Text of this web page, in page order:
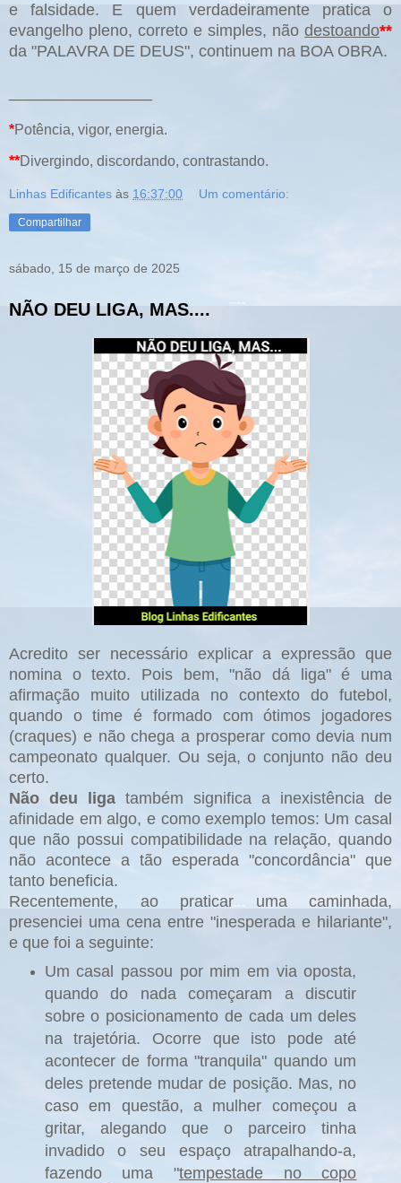
e falsidade. E quem verdadeiramente pratica o
evangelho pleno, correto e simples, não destoando**
da "PALAVRA DE DEUS", continuem na BOA OBRA.
*Potência, vigor, energia.
**Divergindo, discordando, contrastando.
Linhas Edificantes às 16:37:00 Um comentário:
Compartilhar
sábado, 15 de março de 2025
NÃO DEU LIGA, MAS....
Acredito ser necessário explicar a expressão que
nomina o texto. Pois bem, "não dá liga" é uma
afirmação muito utilizada no contexto do futebol,
quando o time é formado com ótimos jogadores
(craques) e não chega a prosperar como devia num
campeonato qualquer. Ou seja, o conjunto não deu
certo.
Não deu liga também significa a inexistência de
afinidade em algo, e como exemplo temos: Um casal
que não possui compatibilidade na relação, quando
não acontece a tão esperada "concordância" que
tanto beneficia.
Recentemente, ao praticar uma caminhada,
presenciei uma cena entre "inesperada e hilariante",
e que foi a seguinte:
Um casal passou por mim em via oposta,
quando do nada começaram a discutir
sobre o posicionamento de cada um deles
na trajetória. Ocorre que isto pode até
acontecer de forma "tranquila" quando um
deles pretende mudar de posição. Mas, no
caso em questão, a mulher começou a
gritar, alegando que o parceiro tinha
invadido o seu espaço atrapalhando-a,
fazendo uma "tempestade no copo